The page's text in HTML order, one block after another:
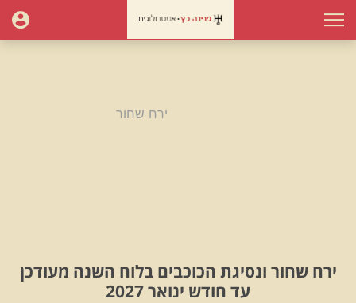
ירח שחור
ירח שחור ונסיגת הכוכבים בלוח השנה מעודכן
עד חודש ינואר 2027